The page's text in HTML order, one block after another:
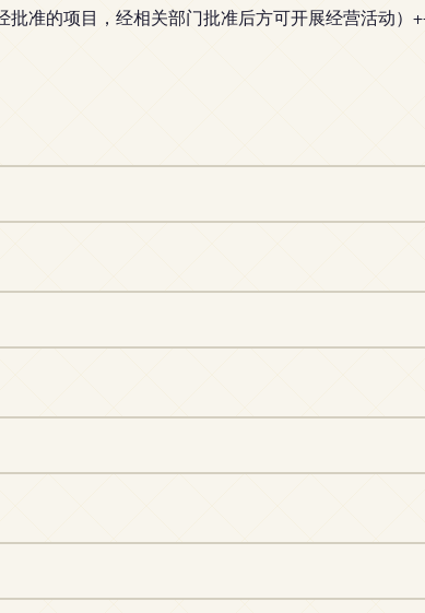
批准的项目，经相关部门批准后方可开展经营活动）